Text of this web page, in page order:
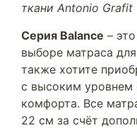
ткани Antonio Grafit
Серия Balance –
выборе матраса
также хотите
с высоким уровнем
комфорта. Все
22 см за счёт